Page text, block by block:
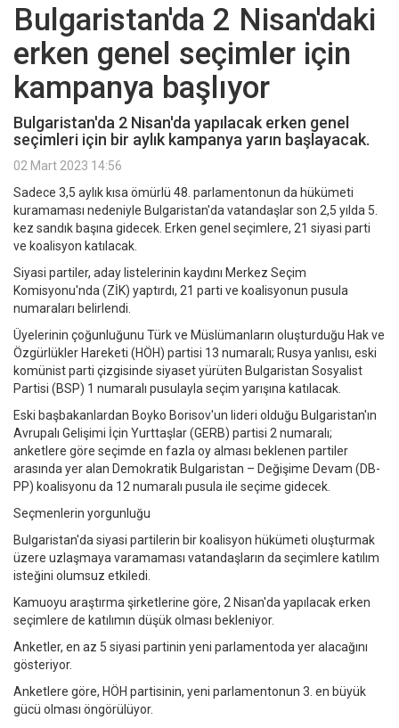
Bulgaristan'da 2 Nisan'daki
erken genel seçimler için
kampanya başlıyor
Bulgaristan'da 2 Nisan'da yapılacak erken genel
seçimleri için bir aylık kampanya yarın başlayacak.
02 Mart 2023 14:56
Sadece 3,5 aylık kısa ömürlü 48. parlamentonun da hükümeti
kuramaması nedeniyle Bulgaristan'da vatandaşlar son 2,5 yılda 5.
kez sandık başına gidecek. Erken genel seçimlere, 21 siyasi parti
ve koalisyon katılacak.
Siyasi partiler, aday listelerinin kaydını Merkez Seçim
Komisyonu'nda (ZİK) yaptırdı, 21 parti ve koalisyonun pusula
numaraları belirlendi.
Üyelerinin çoğunluğunu Türk ve Müslümanların oluşturduğu Hak ve
Özgürlükler Hareketi (HÖH) partisi 13 numaralı; Rusya yanlısı, eski
komünist parti çizgisinde siyaset yürüten Bulgaristan Sosyalist
Partisi (BSP) 1 numaralı pusulayla seçim yarışına katılacak.
Eski başbakanlardan Boyko Borisov'un lideri olduğu Bulgaristan'ın
Avrupalı Gelişimi İçin Yurttaşlar (GERB) partisi 2 numaralı;
anketlere göre seçimde en fazla oy alması beklenen partiler
arasında yer alan Demokratik Bulgaristan – Değişime Devam (DB-
PP) koalisyonu da 12 numaralı pusula ile seçime gidecek.
Seçmenlerin yorgunluğu
Bulgaristan'da siyasi partilerin bir koalisyon hükümeti oluşturmak
üzere uzlaşmaya varamaması vatandaşların da seçimlere katılım
isteğini olumsuz etkiledi.
Kamuoyu araştırma şirketlerine göre, 2 Nisan'da yapılacak erken
seçimlere de katılımın düşük olması bekleniyor.
Anketler, en az 5 siyasi partinin yeni parlamentoda yer alacağını
gösteriyor.
Anketlere göre, HÖH partisinin, yeni parlamentonun 3. en büyük
gücü olması öngörülüyor.